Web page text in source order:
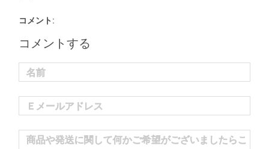
コメント:
コメントする
名前
Ｅメールアドレス
商品や発送に関して何かご希望がございましたらこ